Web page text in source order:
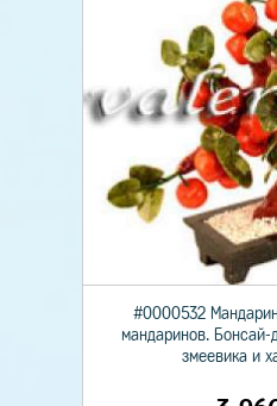
#0000532
мандаринов. Бонсай-
змеевика и